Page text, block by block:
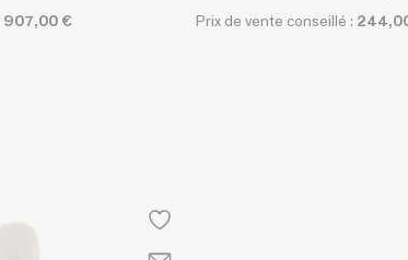
907,00 € Prix de vente conseillé :